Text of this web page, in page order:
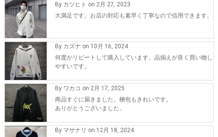
By カツヒト on 2月 27, 2023
大満足です。お店の対応も素早く丁寧なので信用できます。
By カズナ on 10月 16, 2024
何度かリピートして購入しています。品揃えが良く買い物し
やすいです。
By ワカコ on 2月 17, 2025
商品すぐに届きました。梱包もきれいです。
ありがとうございました。
By マサナリ on 12月 18, 2024